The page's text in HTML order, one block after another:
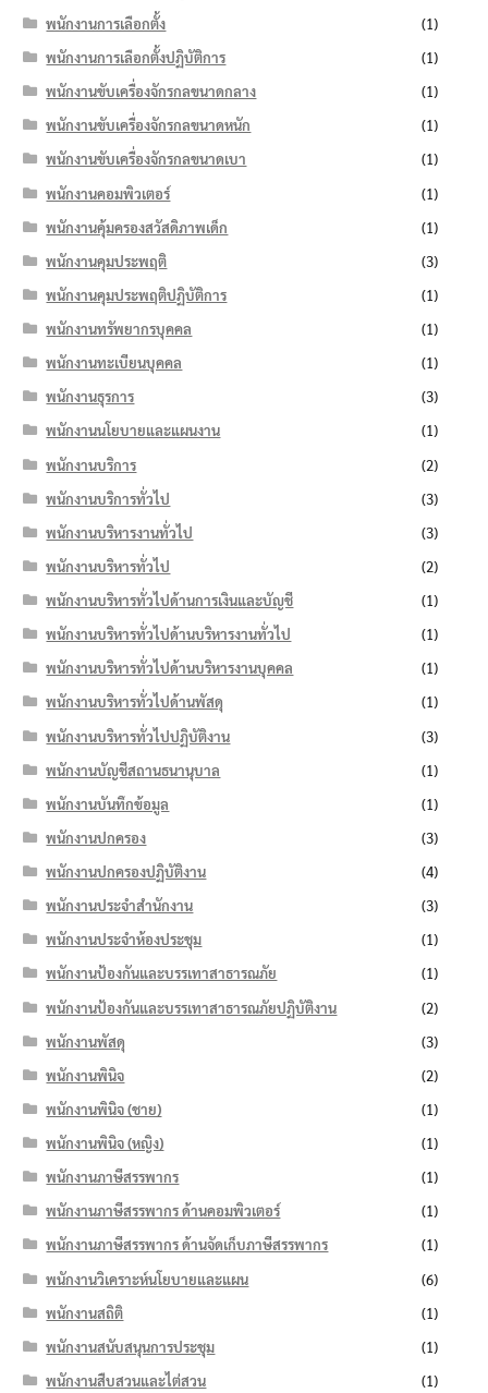
พนักงานการเลือกตั้ง
(1)
พนักงานการเลือกตั้งปฏิบัติการ
(1)
พนักงานขับเครื่องจักรกลขนาดกลาง
(1)
พนักงานขับเครื่องจักรกลขนาดหนัก
(1)
พนักงานขับเครื่องจักรกลขนาดเบา
(1)
พนักงานคอมพิวเตอร์
(1)
พนักงานคุ้มครองสวัสดิภาพเด็ก
(1)
พนักงานคุมประพฤติ
(3)
พนักงานคุมประพฤติปฏิบัติการ
(1)
พนักงานทรัพยากรบุคคล
(1)
พนักงานทะเบียนบุคคล
(1)
พนักงานธุรการ
(3)
พนักงานนโยบายและแผนงาน
(1)
พนักงานบริการ
(2)
พนักงานบริการทั่วไป
(3)
พนักงานบริหารงานทั่วไป
(3)
พนักงานบริหารทั่วไป
(2)
พนักงานบริหารทั่วไปด้านการเงินและบัญชี
(1)
พนักงานบริหารทั่วไปด้านบริหารงานทั่วไป
(1)
พนักงานบริหารทั่วไปด้านบริหารงานบุคคล
(1)
พนักงานบริหารทั่วไปด้านพัสดุ
(1)
พนักงานบริหารทั่วไปปฏิบัติงาน
(3)
พนักงานบัญชีสถานธนานุบาล
(1)
พนักงานบันทึกข้อมูล
(1)
พนักงานปกครอง
(3)
พนักงานปกครองปฏิบัติงาน
(4)
พนักงานประจำสำนักงาน
(3)
พนักงานประจำห้องประชุม
(1)
พนักงานป้องกันและบรรเทาสาธารณภัย
(1)
พนักงานป้องกันและบรรเทาสาธารณภัยปฏิบัติงาน
(2)
พนักงานพัสดุ
(3)
พนักงานพินิจ
(2)
พนักงานพินิจ (ชาย)
(1)
พนักงานพินิจ (หญิง)
(1)
พนักงานภาษีสรรพากร
(1)
พนักงานภาษีสรรพากร ด้านคอมพิวเตอร์
(1)
พนักงานภาษีสรรพากร ด้านจัดเก็บภาษีสรรพากร
(1)
พนักงานวิเคราะห์นโยบายและแผน
(6)
พนักงานสถิติ
(1)
พนักงานสนับสนุนการประชุม
(1)
พนักงานสืบสวนและไต่สวน
(1)